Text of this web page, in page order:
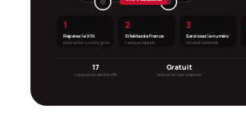
1
Repérez le VIN
pare-brise ou carte grise
2
Site Mazda France
rubrique rappels
3
Saisissez le numéro
résultat immédiat
17
caractères dans le VIN
Gratuit
pièces et main d’œuvre